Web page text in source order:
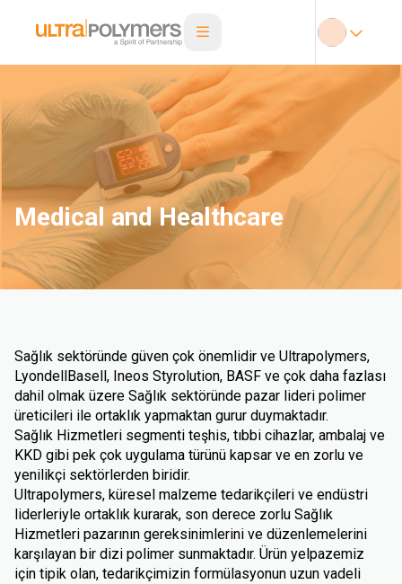
Medical and Healthcare
Sağlık sektöründe güven çok önemlidir ve Ultrapolymers,
LyondellBasell, Ineos Styrolution, BASF ve çok daha fazlası
dahil olmak üzere Sağlık sektöründe pazar lideri polimer
üreticileri ile ortaklık yapmaktan gurur duymaktadır.
Sağlık Hizmetleri segmenti teşhis, tıbbi cihazlar, ambalaj ve
KKD gibi pek çok uygulama türünü kapsar ve en zorlu ve
yenilikçi sektörlerden biridir.
Ultrapolymers, küresel malzeme tedarikçileri ve endüstri
liderleriyle ortaklık kurarak, son derece zorlu Sağlık
Hizmetleri pazarının gereksinimlerini ve düzenlemelerini
karşılayan bir dizi polimer sunmaktadır. Ürün yelpazemiz
için tipik olan, tedarikçimizin formülasyonun uzun vadeli